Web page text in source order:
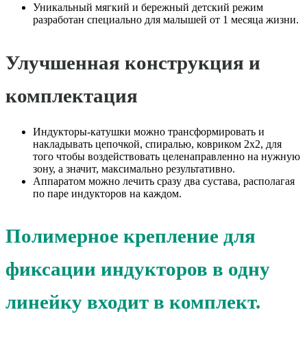
Уникальный мягкий и бережный детский режим
разработан специально для малышей от 1 месяца жизни.
Улучшенная конструкция и
комплектация
Индукторы-катушки можно трансформировать и
накладывать цепочкой, спиралью, ковриком 2х2, для
того чтобы воздействовать целенаправленно на нужную
зону, а значит, максимально результативно.
Аппаратом можно лечить сразу два сустава, располагая
по паре индукторов на каждом.
Полимерное крепление для
фиксации индукторов в одну
линейку входит в комплект.